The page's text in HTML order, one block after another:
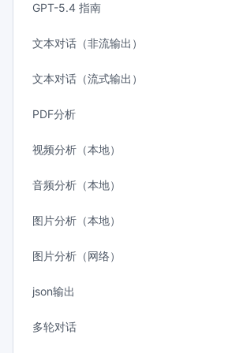
GPT-5.4 指南
文本对话（非流输出）
文本对话（流式输出）
PDF分析
视频分析（本地）
音频分析（本地）
图片分析（本地）
图片分析（网络）
json输出
多轮对话